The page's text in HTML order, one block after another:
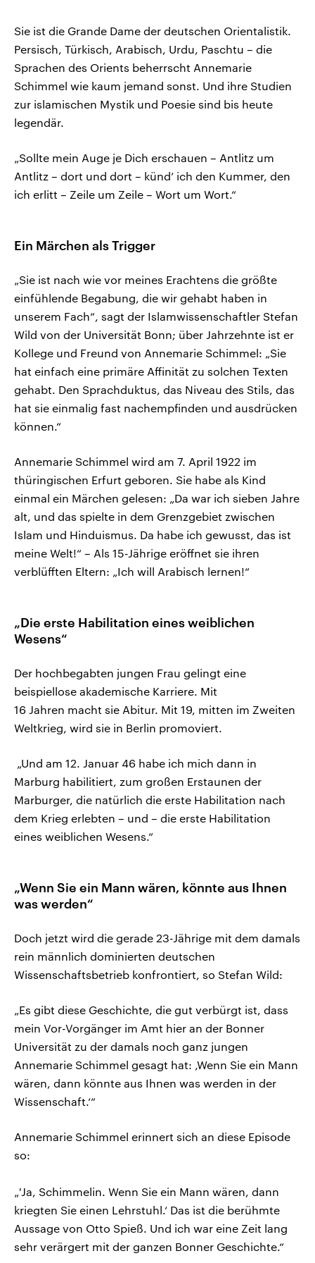
Sie ist die Grande Dame der deutschen Orientalistik.
Persisch, Türkisch, Arabisch, Urdu, Paschtu – die
Sprachen des Orients beherrscht Annemarie
Schimmel wie kaum jemand sonst. Und ihre Studien
zur islamischen Mystik und Poesie sind bis heute
legendär.
„Sollte mein Auge je Dich erschauen – Antlitz um
Antlitz – dort und dort – künd’ ich den Kummer, den
ich erlitt – Zeile um Zeile – Wort um Wort.“
Ein Märchen als Trigger
„Sie ist nach wie vor meines Erachtens die größte
einfühlende Begabung, die wir gehabt haben in
unserem Fach“, sagt der Islamwissenschaftler Stefan
Wild von der Universität Bonn; über Jahrzehnte ist er
Kollege und Freund von Annemarie Schimmel: „Sie
hat einfach eine primäre Affinität zu solchen Texten
gehabt. Den Sprachduktus, das Niveau des Stils, das
hat sie einmalig fast nachempfinden und ausdrücken
können.“
Annemarie Schimmel wird am 7. April 1922 im
thüringischen Erfurt geboren. Sie habe als Kind
einmal ein Märchen gelesen: „Da war ich sieben Jahre
alt, und das spielte in dem Grenzgebiet zwischen
Islam und Hinduismus. Da habe ich gewusst, das ist
meine Welt!“ – Als 15-Jährige eröffnet sie ihren
verblüfften Eltern: „Ich will Arabisch lernen!“
„Die erste Habilitation eines weiblichen
Wesens“
Der hochbegabten jungen Frau gelingt eine
beispiellose akademische Karriere. Mit
16 Jahren macht sie Abitur. Mit 19, mitten im Zweiten
Weltkrieg, wird sie in Berlin promoviert.
„Und am 12. Januar 46 habe ich mich dann in
Marburg habilitiert, zum großen Erstaunen der
Marburger, die natürlich die erste Habilitation nach
dem Krieg erlebten – und – die erste Habilitation
eines weiblichen Wesens.“
„Wenn Sie ein Mann wären, könnte aus Ihnen
was werden“
Doch jetzt wird die gerade 23-Jährige mit dem damals
rein männlich dominierten deutschen
Wissenschaftsbetrieb konfrontiert, so Stefan Wild:
„Es gibt diese Geschichte, die gut verbürgt ist, dass
mein Vor-Vorgänger im Amt hier an der Bonner
Universität zu der damals noch ganz jungen
Annemarie Schimmel gesagt hat: ‚Wenn Sie ein Mann
wären, dann könnte aus Ihnen was werden in der
Wissenschaft.‘“
Annemarie Schimmel erinnert sich an diese Episode
so:
„'Ja, Schimmelin. Wenn Sie ein Mann wären, dann
kriegten Sie einen Lehrstuhl.‘ Das ist die berühmte
Aussage von Otto Spieß. Und ich war eine Zeit lang
sehr verärgert mit der ganzen Bonner Geschichte.“